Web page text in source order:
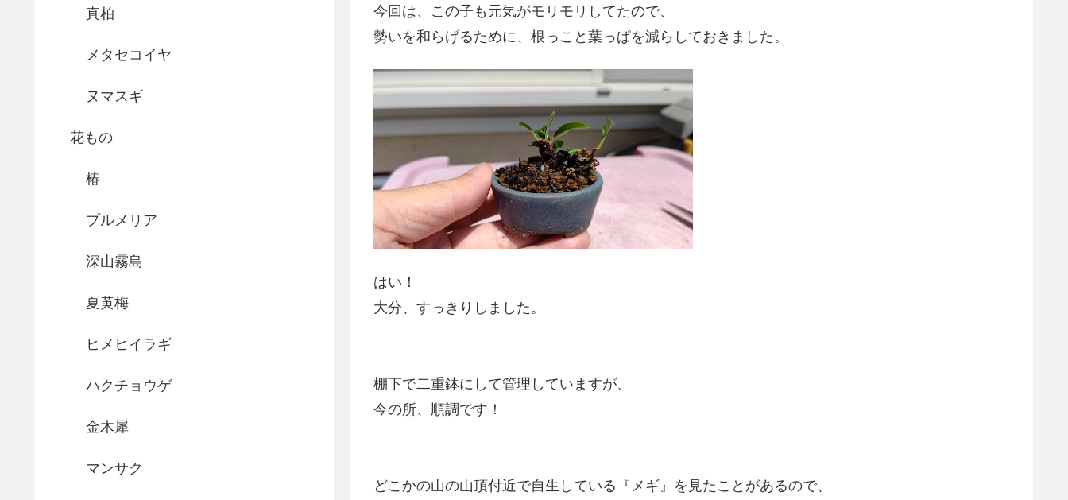
今回は、この子も元気がモリモリしてたので、
勢いを和らげるために、根っこと葉っぱを減らしておきました。
はい！
大分、すっきりしました。
棚下で二重鉢にして管理していますが、
今の所、順調です！
どこかの山の山頂付近で自生している『メギ』を見たことがあるので、
真柏
メタセコイヤ
ヌマスギ
花もの
椿
プルメリア
深山霧島
夏黄梅
ヒメヒイラギ
ハクチョウゲ
金木犀
マンサク